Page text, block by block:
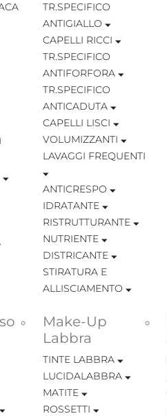
TR.SPECIFICO
ANTIGIALLO
CAPELLI RICCI
TR.SPECIFICO
ANTIFORFORA
TR.SPECIFICO
ANTICADUTA
CAPELLI LISCI
VOLUMIZZANTI
LAVAGGI FREQUENTI
ANTICRESPO
IDRATANTE
RISTRUTTURANTE
NUTRIENTE
DISTRICANTE
STIRATURA E
ALLISCIAMENTO
Make-Up
Labbra
TINTE LABBRA
LUCIDALABBRA
MATITE
ROSSETTI